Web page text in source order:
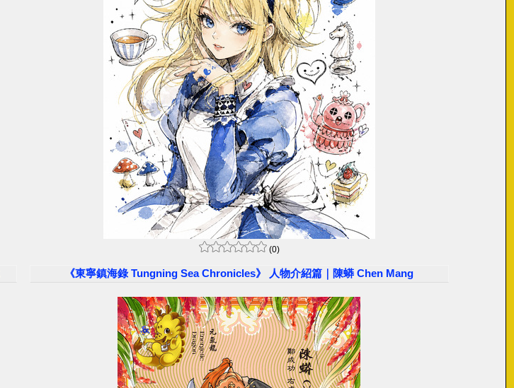
(0)
《東寧鎮海錄 Tungning Sea Chronicles》 人物介紹篇｜陳蟒 Chen Mang